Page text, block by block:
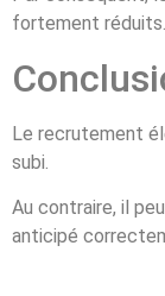
fortement réduits.
Le recrutement
subi.
Au contraire, il
anticipé